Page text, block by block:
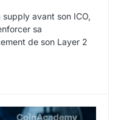
avant son ICO,
sa
de son Layer 2
token : vers un